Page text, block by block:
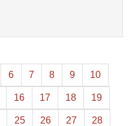
6 7 8 9 10
16 17 18 19
25 26 27 28